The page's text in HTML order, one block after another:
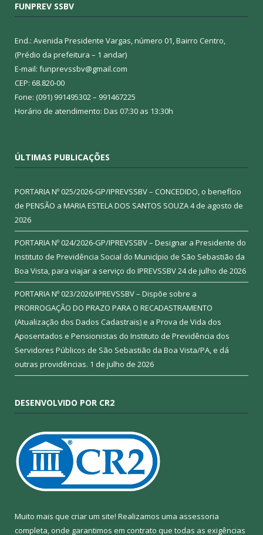
FUNPREV SSBV
End.: Avenida Presidente Vargas, número 01, Bairro Centro,
(Prédio da prefeitura – 1 andar)
E-mail: funprevssbv@gmail.com
CEP: 68.820-00
Fone: (091) 991495302 – 991467225
Horário de atendimento: Das 07:30 as 13:30h
ÚLTIMAS PUBLICAÇÕES
PORTARIA Nº 025/2026-GP/IPREVSSBV – CONCEDIDO, o benefício
de PENSÃO a MARIA ESTELA DOS SANTOS SOUZA4 de agosto de
2026
PORTARIA Nº 024/2026-GP/IPREVSSBV – Designar a Presidente do
Instituto de Previdência Social do Município de São Sebastião da
Boa Vista, para viajar a serviço do IPREVSSBV24 de julho de 2026
PORTARIA Nº 023/2026/IPREVSSBV – Dispõe sobre a
PRORROGAÇÃO DO PRAZO PARA O RECADASTRAMENTO
(Atualização dos Dados Cadastrais) e a Prova de Vida dos
Aposentados e Pensionistas do Instituto de Previdência dos
Servidores Públicos de São Sebastião da Boa Vista/PA, e dá
outras providências. 1 de julho de 2026
DESENVOLVIDO POR CR2
Muito mais que criar um site! Realizamos uma assessoria
completa, onde garantimos em contrato que todas as exigências